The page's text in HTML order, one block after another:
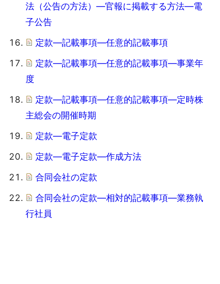
法（公告の方法）―官報に掲載する方法―電
子公告
定款―記載事項―任意的記載事項
定款―記載事項―任意的記載事項―事業年
度
定款―記載事項―任意的記載事項―定時株
主総会の開催時期
定款―電子定款
定款―電子定款―作成方法
合同会社の定款
合同会社の定款―相対的記載事項―業務執
行社員